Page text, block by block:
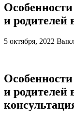
и родителей
5 октября, 2022
и родителей